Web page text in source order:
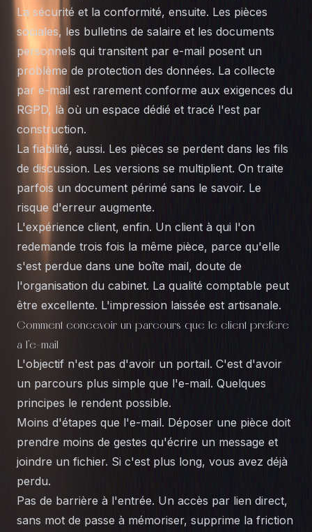
La sécurité et la conformité, ensuite. Les pièces
sociales, les bulletins de salaire et les documents
personnels qui transitent par e-mail posent un
problème de protection des données. La collecte
par e-mail est rarement conforme aux exigences du
RGPD, là où un espace dédié et tracé l'est par
construction.
La fiabilité, aussi. Les pièces se perdent dans les fils
de discussion. Les versions se multiplient. On traite
parfois un document périmé sans le savoir. Le
risque d'erreur augmente.
L'expérience client, enfin. Un client à qui l'on
redemande trois fois la même pièce, parce qu'elle
s'est perdue dans une boîte mail, doute de
l'organisation du cabinet. La qualité comptable peut
être excellente. L'impression laissée est artisanale.
Comment concevoir un parcours que le client préfère
à l'e-mail
L'objectif n'est pas d'avoir un portail. C'est d'avoir
un parcours plus simple que l'e-mail. Quelques
principes le rendent possible.
Moins d'étapes que l'e-mail. Déposer une pièce doit
prendre moins de gestes qu'écrire un message et
joindre un fichier. Si c'est plus long, vous avez déjà
perdu.
Pas de barrière à l'entrée. Un accès par lien direct,
sans mot de passe à mémoriser, supprime la friction